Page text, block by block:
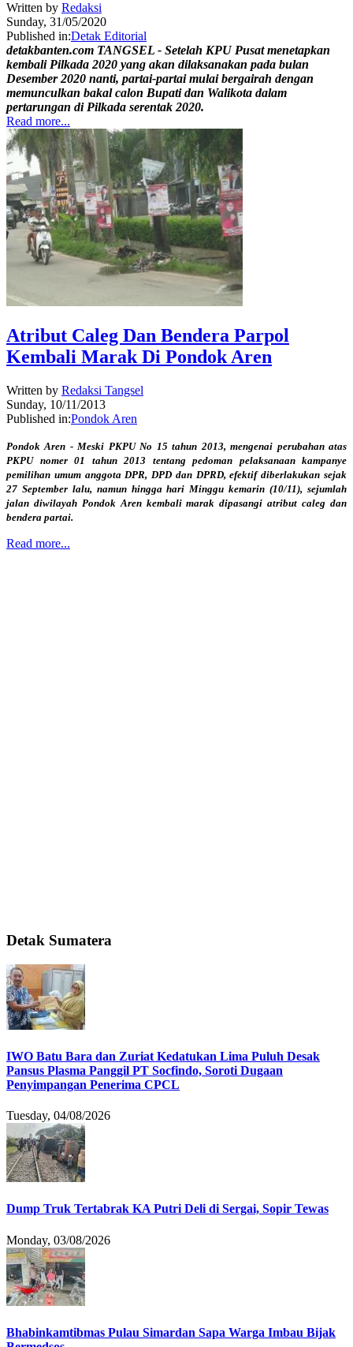
Written by Redaksi
Sunday, 31/05/2020
Published in:Detak Editorial
detakbanten.com TANGSEL - Setelah KPU Pusat menetapkan
kembali Pilkada 2020 yang akan dilaksanakan pada bulan
Desember 2020 nanti, partai-partai mulai bergairah dengan
memunculkan bakal calon Bupati dan Walikota dalam
pertarungan di Pilkada serentak 2020.
Read more...
Atribut Caleg Dan Bendera Parpol
Kembali Marak Di Pondok Aren
Written by Redaksi Tangsel
Sunday, 10/11/2013
Published in:Pondok Aren
Pondok Aren - Meski PKPU No 15 tahun 2013, mengenai perubahan atas
PKPU nomer 01 tahun 2013 tentang pedoman pelaksanaan kampanye
pemilihan umum anggota DPR, DPD dan DPRD, efektif diberlakukan sejak
27 September lalu, namun hingga hari Minggu kemarin (10/11), sejumlah
jalan diwilayah Pondok Aren kembali marak dipasangi atribut caleg dan
bendera partai.
Read more...
Detak Sumatera
IWO Batu Bara dan Zuriat Kedatukan Lima Puluh Desak
Pansus Plasma Panggil PT Socfindo, Soroti Dugaan
Penyimpangan Penerima CPCL
Tuesday, 04/08/2026
Dump Truk Tertabrak KA Putri Deli di Sergai, Sopir Tewas
Monday, 03/08/2026
Bhabinkamtibmas Pulau Simardan Sapa Warga Imbau Bijak